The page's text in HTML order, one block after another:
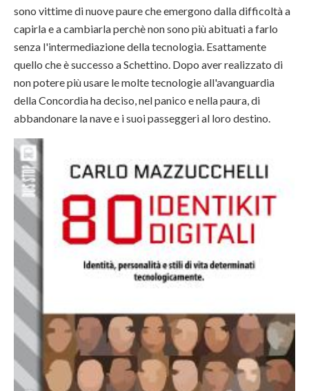
sono vittime di nuove paure che emergono dalla difficoltà a
capirla e a cambiarla perchè non sono più abituati a farlo
senza l'intermediazione della tecnologia. Esattamente
quello che è successo a Schettino. Dopo aver realizzato di
non potere più usare le molte tecnologie all'avanguardia
della Concordia ha deciso, nel panico e nella paura, di
abbandonare la nave e i suoi passeggeri al loro destino.